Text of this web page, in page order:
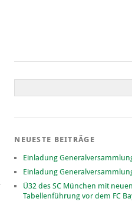
NEUESTE BEITRÄGE
Einladung
Einladung
Ü32 des SC München mit
Tabellenführung vor dem FC